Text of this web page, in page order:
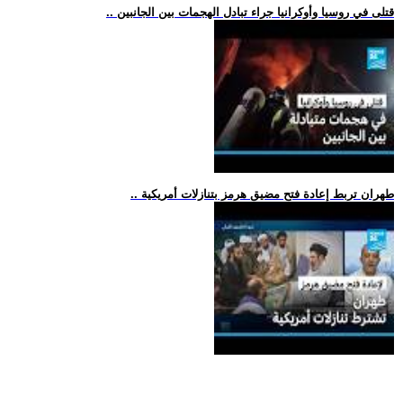
.. قتلى في روسيا وأوكرانيا جراء تبادل الهجمات بين الجانبين
.. طهران تربط إعادة فتح مضيق هرمز بتنازلات أمريكية